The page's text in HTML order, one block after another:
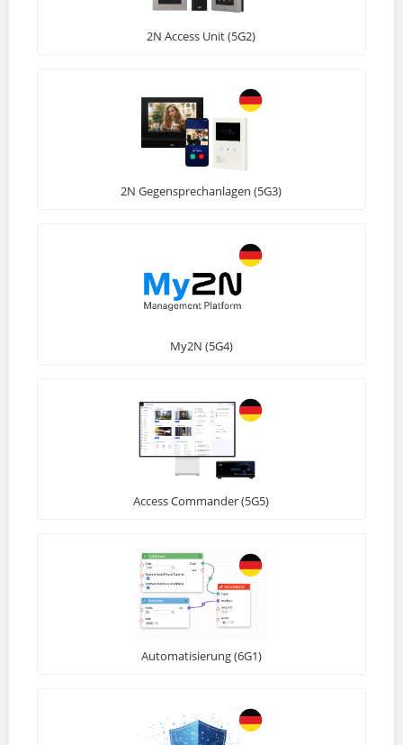
2N Access Unit (5G2)
2N Gegensprechanlagen (5G3)
My2N (5G4)
Access Commander (5G5)
Automatisierung (6G1)